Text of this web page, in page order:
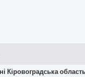
Кіровоградська